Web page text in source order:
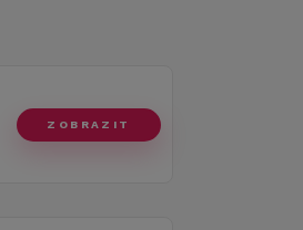
ZOBRAZIT